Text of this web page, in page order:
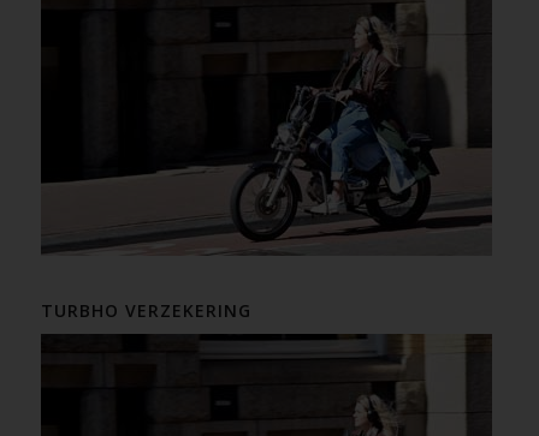
TURBHO VERZEKERING